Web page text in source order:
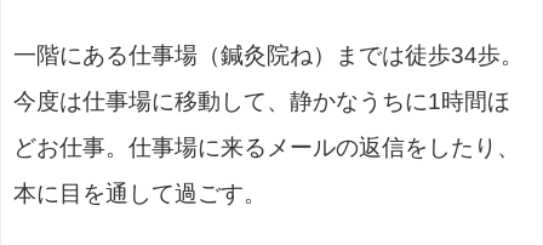
一階にある仕事場（鍼灸院ね）までは徒歩34歩。
今度は仕事場に移動して、静かなうちに1時間ほ
どお仕事。仕事場に来るメールの返信をしたり、
本に目を通して過ごす。